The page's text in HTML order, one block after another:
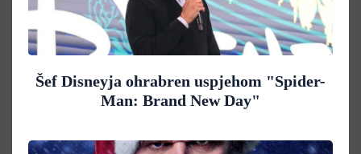
Šef Disneyja ohrabren uspjehom "Spider-
Man: Brand New Day"